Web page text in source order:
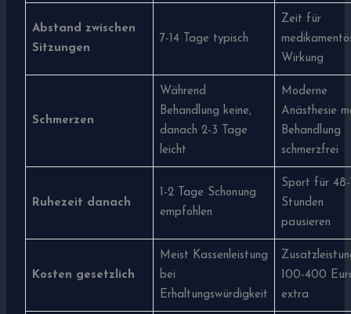
Abstand zwischen
Sitzungen
7-14 Tage typisch
Zeit für
Wirkung
Schmerzen
Während
Behandlung keine,
danach 2-3 Tage
leicht
Moderne
Anästhesie
Behandlung
schmerzfrei
Ruhezeit danach
1-2 Tage Schonung
empfohlen
Sport für 48-
Stunden
pausieren
Kosten gesetzlich
Meist Kassenleistung
bei
Erhaltungswürdigkeit
100-400
extra